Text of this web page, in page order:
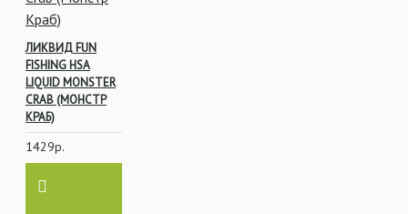
ЛИКВИД FUN
FISHING HSA
LIQUID MONSTER
CRAB (МОНСТР
КРАБ)
1429р.